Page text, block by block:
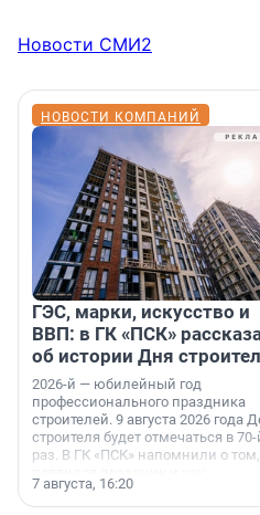
Новости СМИ2
НОВОСТИ КОМПАНИЙ
ГЭС, марки, искусство и
ВВП: в ГК «ПСК»
об истории Дня
2026-й — юбилейный год
профессионального праздника
строителей. 9 августа 2026 года
строителя будет отмечаться в 70-
раз. В ГК «ПСК» напомнили о
поменялась роль строительства.
7 августа, 16:20